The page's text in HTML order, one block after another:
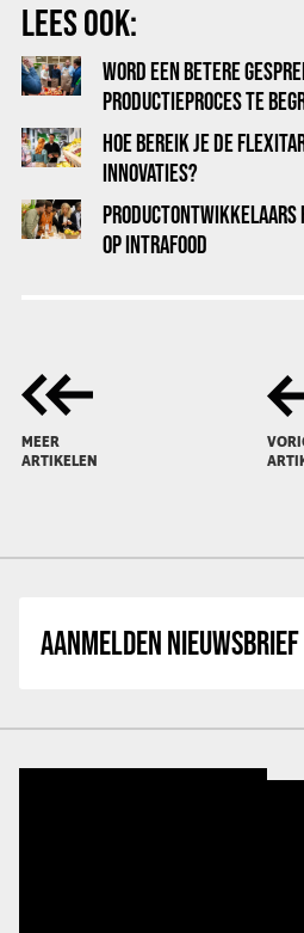
LEES OOK:
WORD EEN BETERE
PRODUCTIEPROCES TE
HOE BEREIK JE DE
INNOVATIES?
PRODUCTONTWIKKELAARS
OP INTRAFOOD
MEER
ARTIKELEN
AANMELDEN NIEUWSBRIEF